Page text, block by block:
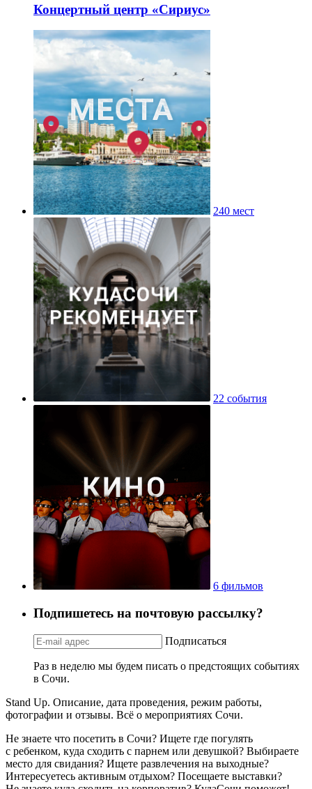
Концертный центр «Сириус»
240 мест
22 события
6 фильмов
Подпишетесь на почтовую рассылку?
Подписаться
Раз в неделю мы будем писать о предстоящих событиях
в Сочи.
Stand Up. Описание, дата проведения, режим работы,
фотографии и отзывы. Всё о мероприятиях Сочи.
Не знаете что посетить в Сочи? Ищете где погулять
с ребенком, куда сходить с парнем или девушкой? Выбираете
место для свидания? Ищете развлечения на выходные?
Интересуетесь активным отдыхом? Посещаете выставки?